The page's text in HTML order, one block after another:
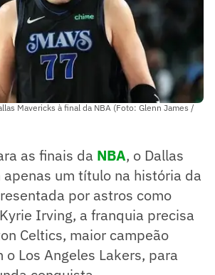
Mavericks à final da NBA (Foto: Glenn James /
as finais da NBA, o Dallas
um título na história da
por astros como
Irving, a franquia precisa
Celtics, maior campeão
Los Angeles Lakers, para